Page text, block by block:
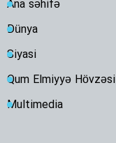
Ana səhifə
Dünya
Siyasi
Qum Elmiyyə Hövzəsi
Multimedia